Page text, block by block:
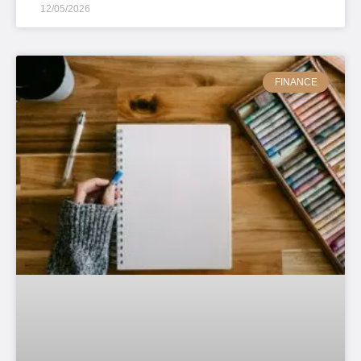
12/05/2026
FINANCE